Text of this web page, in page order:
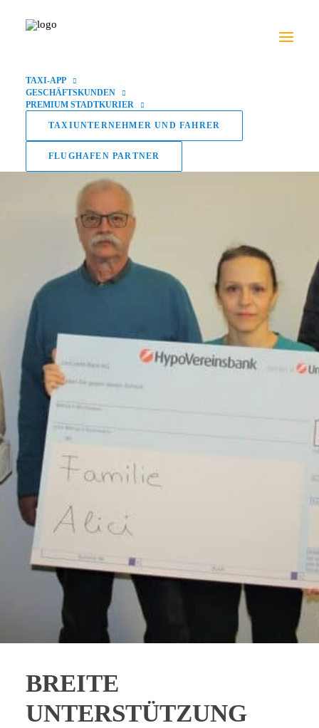
TAXI-APP
GESCHÄFTSKUNDEN
PREMIUM STADTKURIER
TAXIUNTERNEHMER UND FAHRER
FLUGHAFEN PARTNER
BREITE
UNTERSTÜTZUNG